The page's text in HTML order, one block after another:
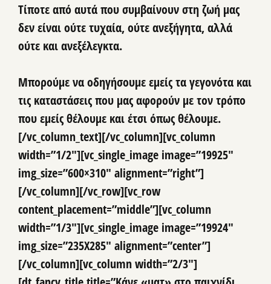
Τίποτε από αυτά που συμβαίνουν στη ζωή μας
δεν είναι ούτε τυχαία, ούτε ανεξήγητα, αλλά
ούτε και ανεξέλεγκτα.
Μπορούμε να οδηγήσουμε εμείς τα γεγονότα και
τις καταστάσεις που μας αφορούν με τον τρόπο
που εμείς θέλουμε και έτσι όπως θέλουμε.
[/vc_column_text][/vc_column][vc_column
width=”1/2″][vc_single_image image=”19925″
img_size=”600×310″ alignment=”right”]
[/vc_column][/vc_row][vc_row
content_placement=”middle”][vc_column
width=”1/3″][vc_single_image image=”19924″
img_size=”235X285″ alignment=”center”]
[/vc_column][vc_column width=”2/3″]